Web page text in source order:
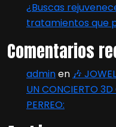
¿Buscas
tratamientos que
Comentarios
adminen 🎶
UN CONCIERTO 3D
PERREO: